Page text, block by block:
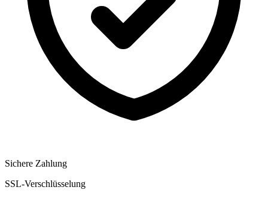
Sichere Zahlung
SSL-Verschlüsselung